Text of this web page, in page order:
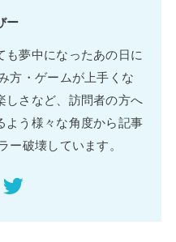
ー
も夢中になったあの日に
方・ゲームが上手くな
しさなど、訪問者の方へ
よう様々な角度から記事
ー破壊しています。